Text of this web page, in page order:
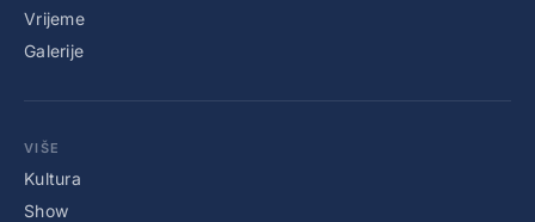
Vrijeme
Galerije
VIŠE
Kultura
Show